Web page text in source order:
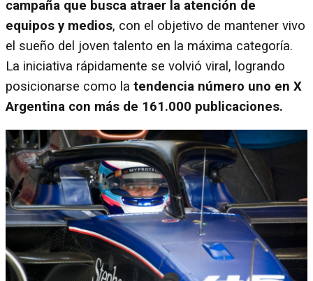
campaña que busca atraer la atención de
equipos y medios, con el objetivo de mantener vivo
el sueño del joven talento en la máxima categoría.
La iniciativa rápidamente se volvió viral, logrando
posicionarse como la tendencia número uno en X
Argentina con más de 161.000 publicaciones.